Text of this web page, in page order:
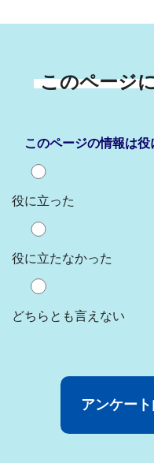
このページ
このページの情報は役
役に立った
役に立たなかった
どちらとも言えない